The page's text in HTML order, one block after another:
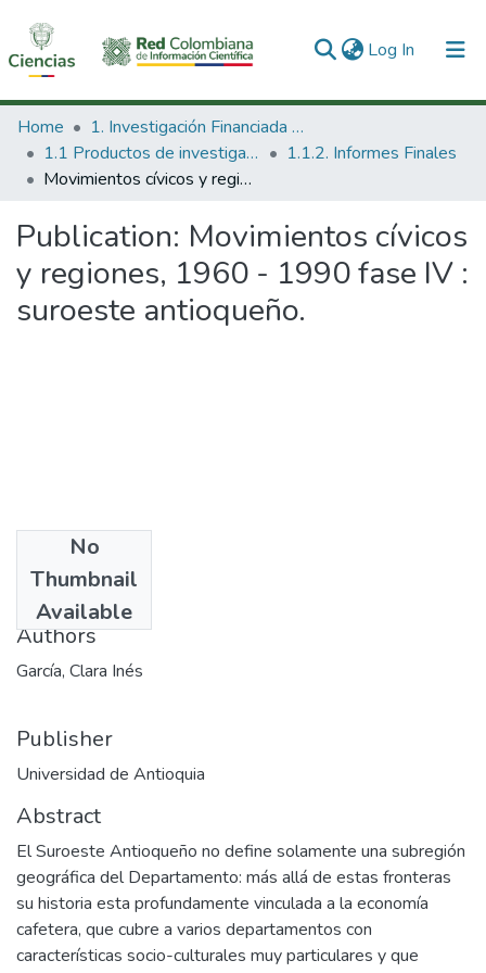
Log In (current)
Communities & Collections
All of DSpace
Home
1. Investigación Financiada con Recursos Públicos
1.1 Productos de investigación
1.1.2. Informes Finales
Movimientos cívicos y regiones, 1960 - 1990 fase IV : suroeste antioqueño.
Publication: Movimientos cívicos
y regiones, 1960 - 1990 fase IV :
suroeste antioqueño.
No
Thumbnail
Available
1994
Authors
García, Clara Inés
Publisher
Universidad de Antioquia
Abstract
El Suroeste Antioqueño no define solamente una subregión
geográfica del Departamento: más allá de estas fronteras
su historia esta profundamente vinculada a la economía
cafetera, que cubre a varios departamentos con
características socio-culturales muy particulares y que